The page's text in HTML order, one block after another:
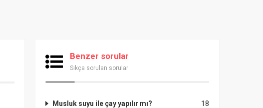
Benzer sorular
Sıkça sorulan sorular
18
Musluk suyu ile çay yapılır mı?